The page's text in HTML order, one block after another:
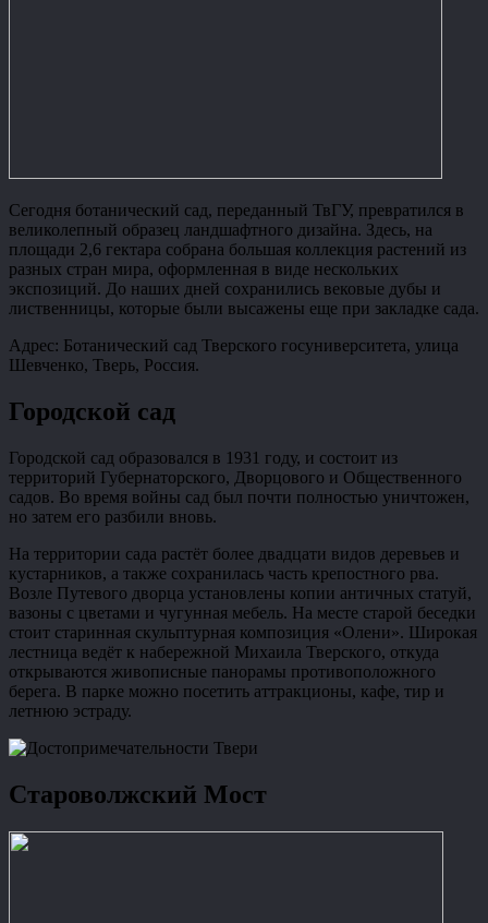
Сегодня ботанический сад, переданный ТвГУ, превратился в
великолепный образец ландшафтного дизайна. Здесь, на
площади 2,6 гектара собрана большая коллекция растений из
разных стран мира, оформленная в виде нескольких
экспозиций. До наших дней сохранились вековые дубы и
лиственницы, которые были высажены еще при закладке сада.
Адрес: Ботанический сад Тверского госуниверситета, улица
Шевченко, Тверь, Россия.
Городской сад
Городской сад образовался в 1931 году, и состоит из
территорий Губернаторского, Дворцового и Общественного
садов. Во время войны сад был почти полностью уничтожен,
но затем его разбили вновь.
На территории сада растёт более двадцати видов деревьев и
кустарников, а также сохранилась часть крепостного рва.
Возле Путевого дворца установлены копии античных статуй,
вазоны с цветами и чугунная мебель. На месте старой беседки
стоит старинная скульптурная композиция «Олени». Широкая
лестница ведёт к набережной Михаила Тверского, откуда
открываются живописные панорамы противоположного
берега. В парке можно посетить аттракционы, кафе, тир и
летнюю эстраду.
Староволжский Мост